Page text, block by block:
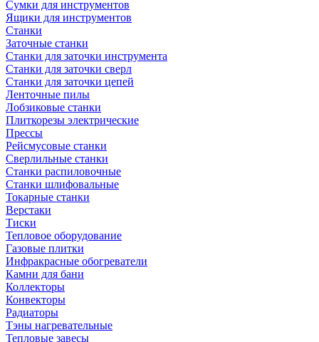
Сумки для инструментов
Ящики для инструментов
Станки
Заточные станки
Станки для заточки инструмента
Станки для заточки сверл
Станки для заточки цепей
Ленточные пилы
Лобзиковые станки
Плиткорезы электрические
Прессы
Рейсмусовые станки
Сверлильные станки
Станки распиловочные
Станки шлифовальные
Токарные станки
Верстаки
Тиски
Тепловое оборудование
Газовые плитки
Инфракрасные обогреватели
Камни для бани
Коллекторы
Конвекторы
Радиаторы
Тэны нагревательные
Тепловые завесы